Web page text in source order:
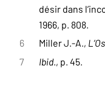
désir dans
1966, p. 808.
6
Miller J.-A.,
7
Ibid., p. 45.